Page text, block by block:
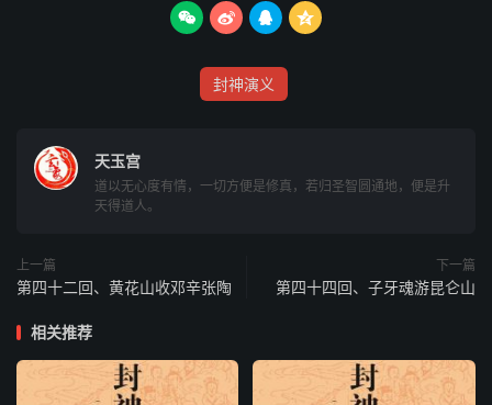
南宫等追赶，辛环、陶荣、吉立、余庆见势头不好，护持不
岐，正是雷震子下山之时；忙命金霞童子：“请你师兄来。”
童子去不多时，将雷震子请至碧游□前，倒身下拜。云中子
姜子牙，助他伐纣，你可立功，方不负贫道传你两翅玄
妙。”正是：两枚仙杏安天下，方保周家八百年。
开，顷刻万里。怎见得？有赞为证：大雨燕山曾出世，一声
   
封神演义
天玉宫
道以无心度有情，一切方便是修真，若归圣智圆通地，便是升
天得道人。
上一篇
第四十二回、黄花山收邓辛张陶
下一篇
第四十四回、子牙魂游昆仑山
相关推荐